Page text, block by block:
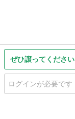
ぜひ譲ってください